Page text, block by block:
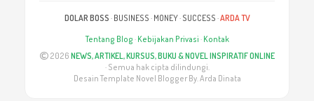
DOLAR BOSS · BUSINESS · MONEY· SUCCESS ·ARDA TV
Tentang Blog · Kebijakan Privasi · Kontak
2026 NEWS, ARTIKEL, KURSUS, BUKU & NOVEL INSPIRATIF ONLINE
· Semua hak cipta dilindungi.
Desain Template Novel Blogger By. Arda Dinata